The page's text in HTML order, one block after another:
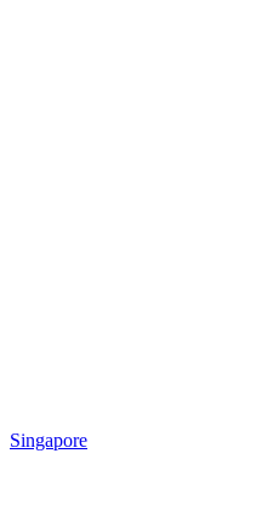
Singapore